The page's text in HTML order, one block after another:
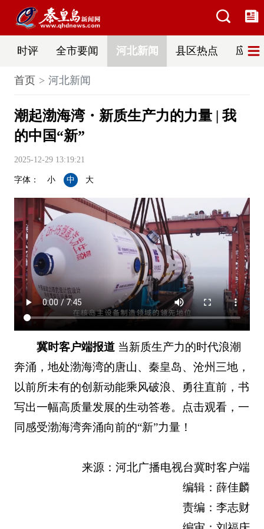
时评 全市要闻 河北新闻 县区热点 应急
首页 河北新闻
潮起渤海湾・新质生产力的力量 | 我
的中国“新”
2025-12-29 13:19:21
字体： 小 中 大
冀时客户端报道 当新质生产力的时代浪潮
奔涌，地处渤海湾的唐山、秦皇岛、沧州三地，
以前所未有的创新动能乘风破浪、勇往直前，书
写出一幅高质量发展的生动答卷。点击观看，一
同感受渤海湾奔涌向前的“新”力量！
来源：河北广播电视台冀时客户端
编辑：薛佳麟
责编：李志财